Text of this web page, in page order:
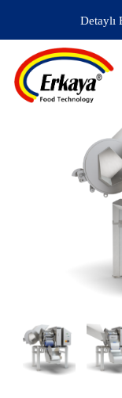
to
main
content
Detaylı